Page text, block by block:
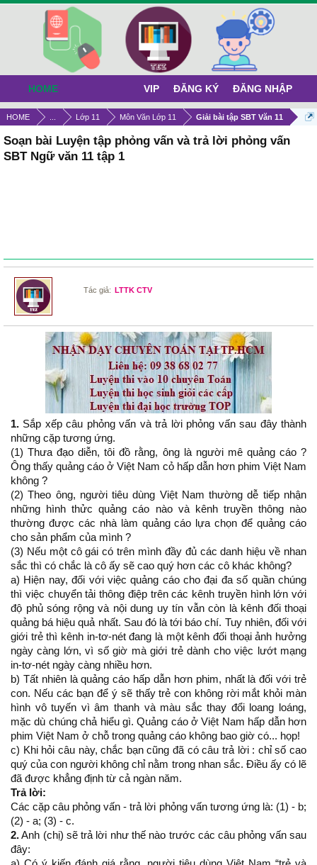
HOME Lớp 11 Môn Văn Lớp 11 Giải bài tập SBT Văn 11
Soạn bài Luyện tập phỏng vấn và trả lời phỏng vấn
SBT Ngữ văn 11 tập 1
Tác giả: LTTK CTV
1. Sắp xếp câu phỏng vấn và trả lời phỏng vấn sau đây thành
những cặp tương ứng.
(1) Thưa đạo diễn, tôi đồ rằng, ông là người mê quảng cáo ?
Ông thấy quảng cáo ở Việt Nam cỏ hấp dẫn hơn phim Việt Nam
không ?
(2) Theo ông, người tiêu dùng Việt Nam thường dễ tiếp nhận
những hình thửc quảng cáo nào và kênh truyền thông nào
thường được các nhà làm quảng cáo lựa chọn để quảng cáo
cho sản phẩm của mình ?
(3) Nếu một cô gái có trên mình đầy đủ các danh hiệu về nhan
sắc thì có chắc là cô ấy sẽ cao quý hơn các cô khác không?
a) Hiện nay, đối với việc quảng cáo cho đại đa số quần chúng
thì việc chuyển tải thông điệp trên các kênh truyền hình lớn với
độ phủ sóng rộng và nội dung uy tín vẫn còn là kênh đối thoại
quảng bá hiệu quả nhất. Sau đó là tới báo chí. Tuy nhiên, đối với
giới trẻ thì kênh in-tơ-nét đang là một kênh đối thoại ảnh hưởng
ngày càng lớn, vì số giờ mà giới trẻ dành cho việc lướt mạng
in-tơ-nét ngày càng nhiều hơn.
b) Tất nhiên là quảng cáo hấp dẫn hơn phim, nhất là đối với trẻ
con. Nếu các bạn để ý sẽ thấy trẻ con không rời mắt khỏi màn
hình vô tuyến vì âm thanh và màu sắc thay đổi loang loáng,
mặc dù chúng chả hiểu gì. Quảng cáo ở Việt Nam hấp dẫn hơn
phim Việt Nam ở chỗ trong quảng cáo không bao giờ có... họp!
c) Khi hỏi câu này, chắc bạn cũng đã có câu trả lời : chỉ số cao
quý của con người không chỉ nằm trong nhan sắc. Điều ấy có lẽ
đã được khẳng định từ cả ngàn năm.
Trả lời:
Các cặp câu phỏng vấn - trả lời phỏng vấn tương ứng là: (1) - b;
(2) - a; (3) - c.
2.Anh (chị) sẽ trả lời như thế nào trước các câu phỏng vấn sau
đây:
HOME VIP ĐĂNG KÝ ĐĂNG NHẬP